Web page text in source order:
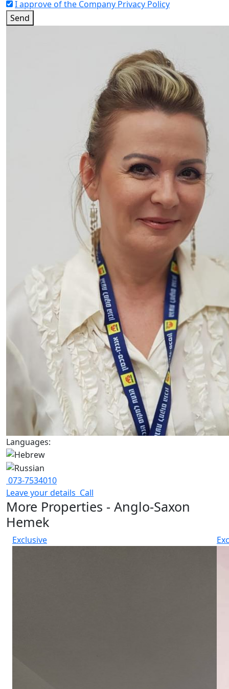
I approve of the Company Privacy Policy
Send
Languages:
073-7534010
Leave your details Call
More Properties - Anglo-Saxon
Hemek
Exclusive